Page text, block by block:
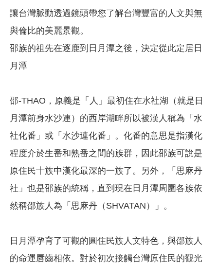
讓台灣脈動透過鏡頭帶您了解台灣豐富的人文與無
與倫比的美麗景觀。
邵族的祖先在逐鹿到日月潭之後，決定從此定居日
月潭
邵-THAO，原義是「人」最初住在水社湖（就是日
月潭前身水沙連）的西岸湖畔所以被漢人稱為「水
社化番」或「水沙連化番」。化番的意思是指漢化
程度介於生番和熟番之間的族群，因此邵族可說是
原住民十族中漢化最深的一族了。另外，「思麻丹
社」也是邵族的統稱，直到現在日月潭周圍各族依
然稱邵族人為「思麻丹（SHVATAN）」。
日月潭孕育了可觀的圓住民族人文特色，與邵族人
的命運唇齒相依。對於初次接觸台灣原住民的觀光